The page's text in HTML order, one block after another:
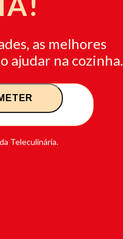
as melhores
ajudar na cozinha.
Teleculinária.